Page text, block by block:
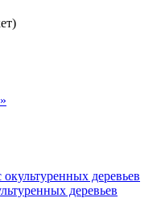
деревьев